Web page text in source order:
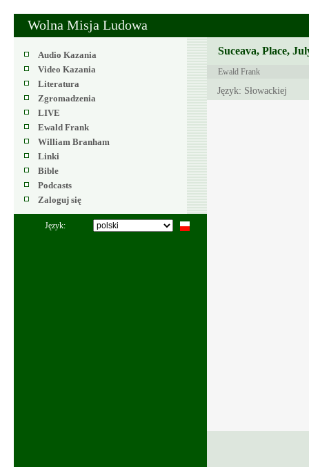
Wolna Misja Ludowa
Audio Kazania
Video Kazania
Literatura
Zgromadzenia
LIVE
Ewald Frank
William Branham
Linki
Bible
Podcasts
Zaloguj się
Język:
Suceava, Place,
Ewald Frank
Język: Słowackiej